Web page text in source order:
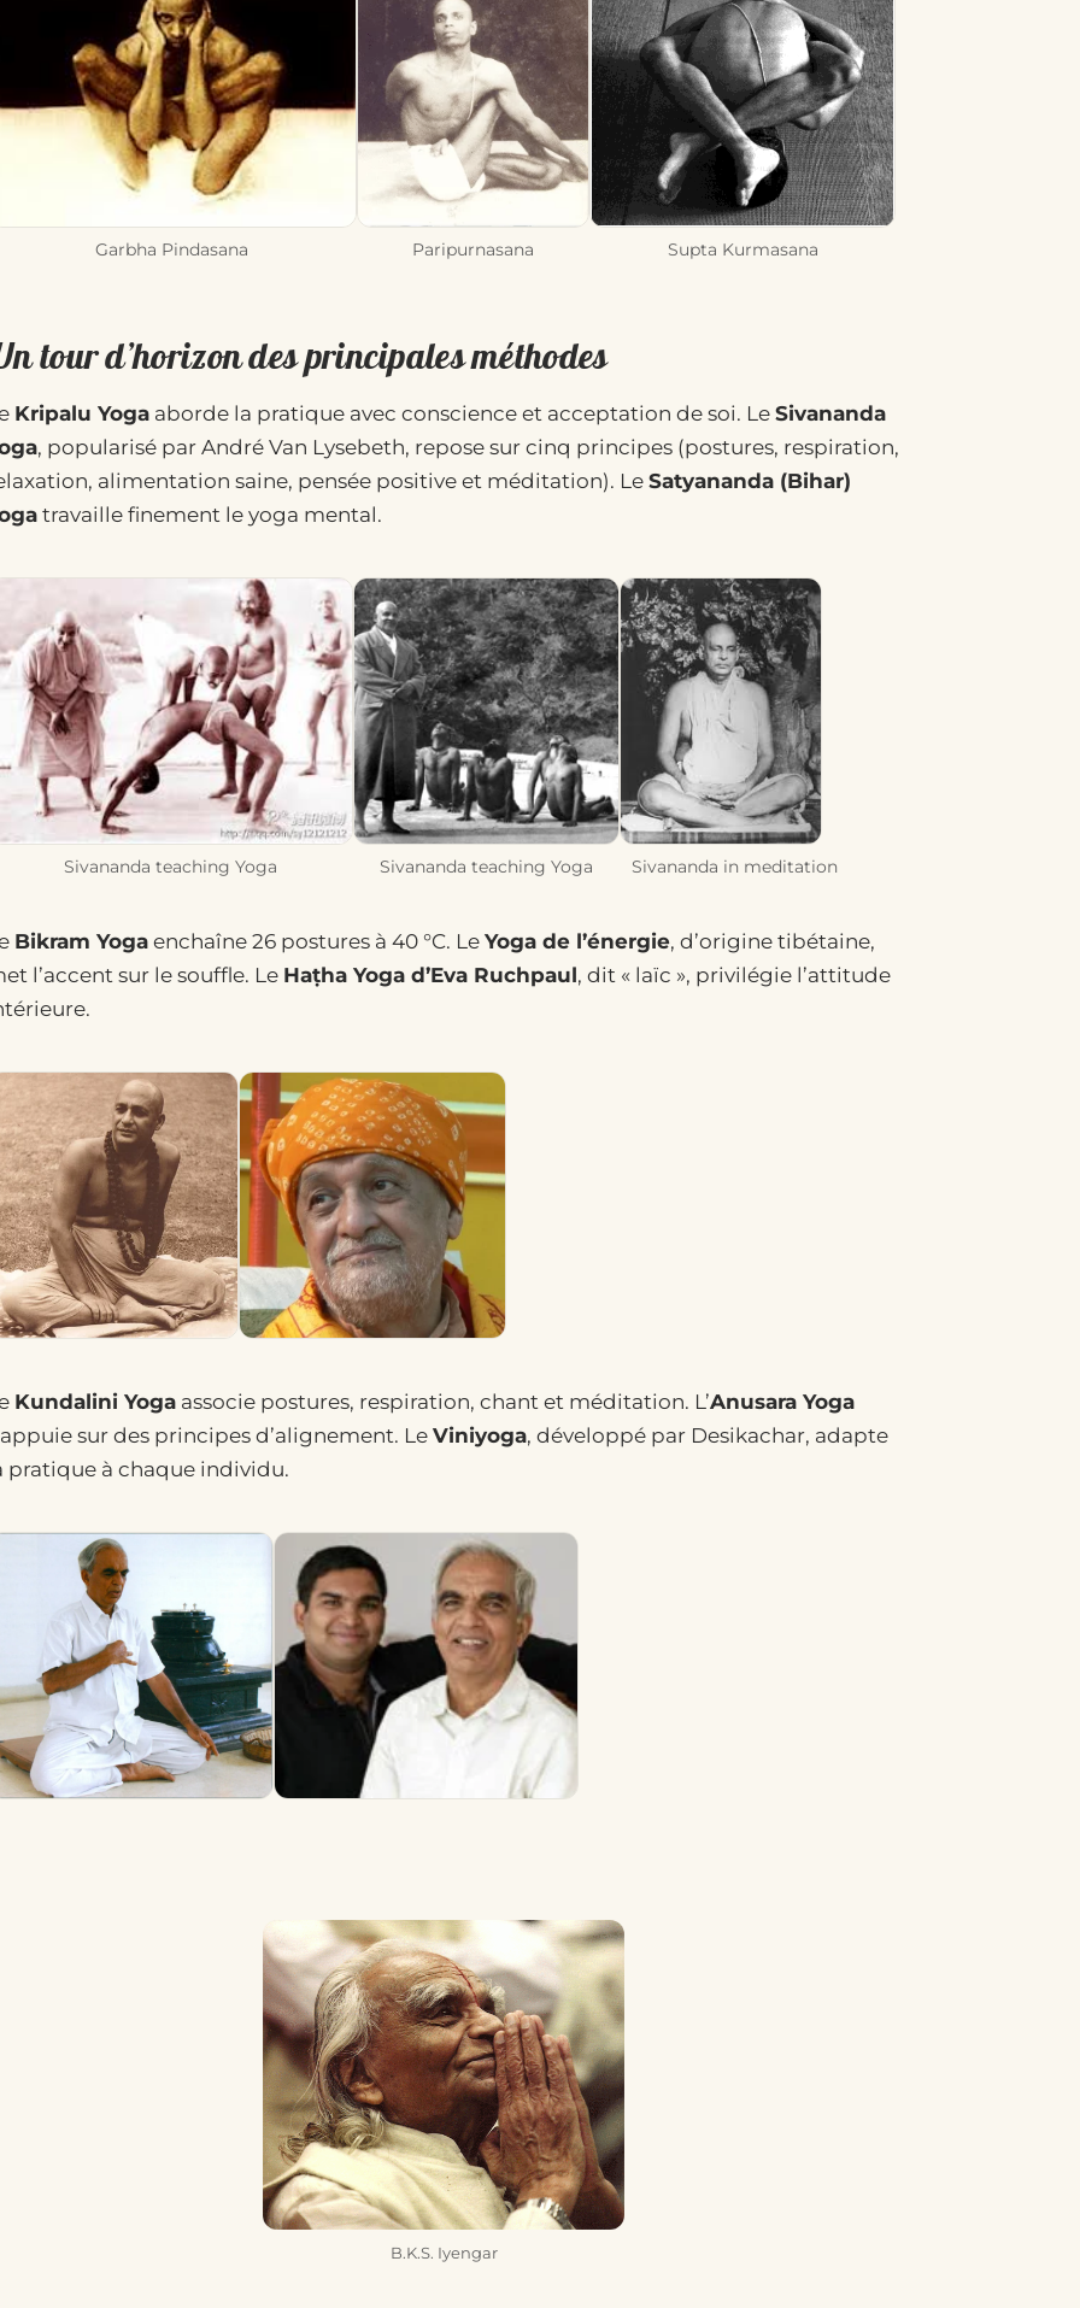
Garbha Pindasana Paripurnasana Supta Kurmasana
tour d’horizon des principales méthodes
Kripalu Yoga aborde la pratique avec conscience et acceptation de soi. Le Sivananda
, popularisé par André Van Lysebeth, repose sur cinq principes (postures, respiration,
alimentation saine, pensée positive et méditation). Le Satyananda (Bihar)
travaille finement le yoga mental.
Sivananda teaching Yoga Sivananda teaching Yoga Sivananda in meditation
Bikram Yoga enchaîne 26 postures à 40 °C. Le Yoga de l’énergie, d’origine tibétaine,
l’accent sur le souffle. Le Haṭha Yoga d’Eva Ruchpaul, dit « laïc », privilégie l’attitude
Kundalini Yoga associe postures, respiration, chant et méditation. L’Anusara Yoga
sur des principes d’alignement. Le Viniyoga, développé par Desikachar, adapte
pratique à chaque individu.
B.K.S. Iyengar